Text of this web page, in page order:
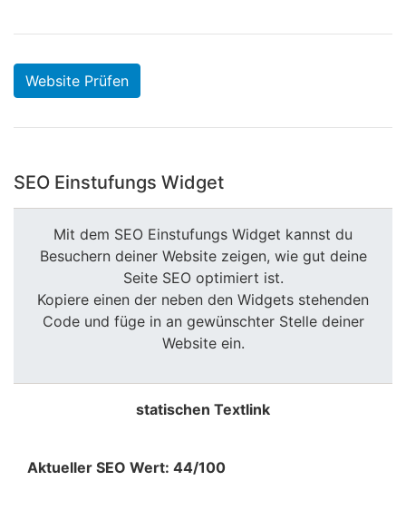
Website Prüfen
SEO Einstufungs Widget
Mit dem SEO Einstufungs Widget kannst du
Besuchern deiner Website zeigen, wie gut deine
Seite SEO optimiert ist.
Kopiere einen der neben den Widgets stehenden
Code und füge in an gewünschter Stelle deiner
Website ein.
statischen Textlink
Aktueller SEO Wert: 44/100